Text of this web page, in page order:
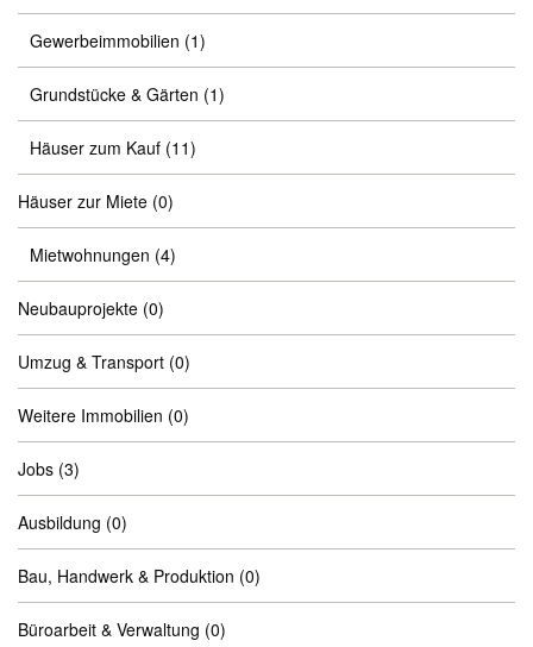
Gewerbeimmobilien (1)
Grundstücke & Gärten (1)
Häuser zum Kauf (11)
Häuser zur Miete (0)
Mietwohnungen (4)
Neubauprojekte (0)
Umzug & Transport (0)
Weitere Immobilien (0)
Jobs (3)
Ausbildung (0)
Bau, Handwerk & Produktion (0)
Büroarbeit & Verwaltung (0)